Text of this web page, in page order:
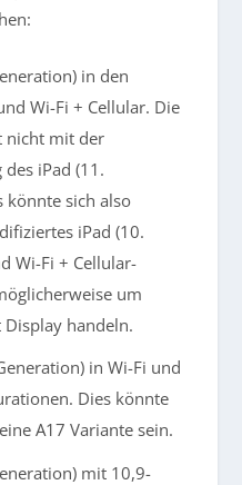
in den
Wi-Fi + Cellular. Die
nicht mit der
iPad (11.
könnte sich also
iPad (10.
Wi-Fi + Cellular-
um
Display handeln.
in Wi-Fi und
Dies könnte
A17 Variante sein.
mit 10,9-